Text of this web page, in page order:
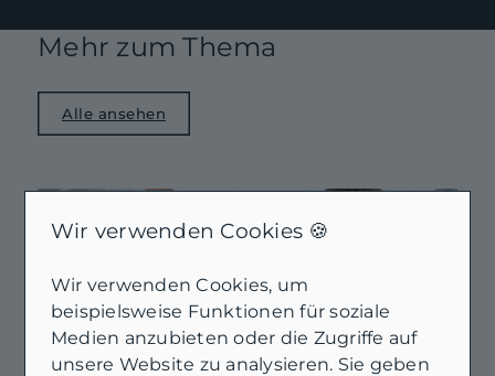
Mehr zum Thema
Alle ansehen
Wir verwenden Cookies 🍪
Wir verwenden Cookies, um
beispielsweise Funktionen für soziale
Medien anzubieten oder die Zugriffe auf
unsere Website zu analysieren. Sie geben